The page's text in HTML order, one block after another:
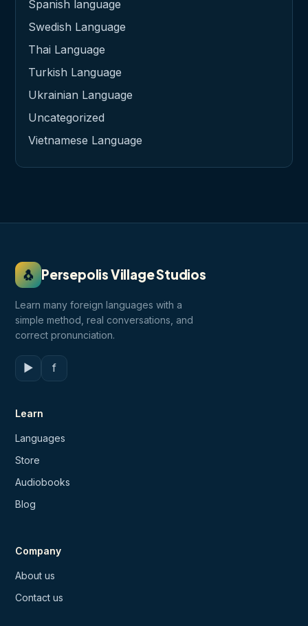
Spanish language
Swedish Language
Thai Language
Turkish Language
Ukrainian Language
Uncategorized
Vietnamese Language
🐧 Persepolis Village Studios
Learn many foreign languages with a
simple method, real conversations, and
correct pronunciation.
▶ f
Learn
Languages
Store
Audiobooks
Blog
Company
About us
Contact us